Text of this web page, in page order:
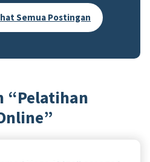
Semua Postingan
“Pelatihan
”